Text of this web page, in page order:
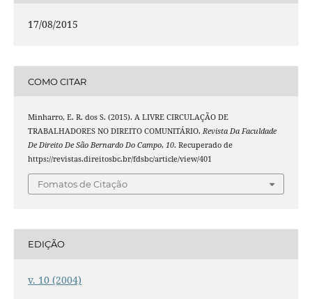
17/08/2015
COMO CITAR
Minharro, E. R. dos S. (2015). A LIVRE CIRCULAÇÃO DE
TRABALHADORES NO DIREITO COMUNITÁRIO. Revista Da Faculdade
De Direito De São Bernardo Do Campo, 10. Recuperado de
https://revistas.direitosbc.br/fdsbc/article/view/401
Fomatos de Citação
EDIÇÃO
v. 10 (2004)